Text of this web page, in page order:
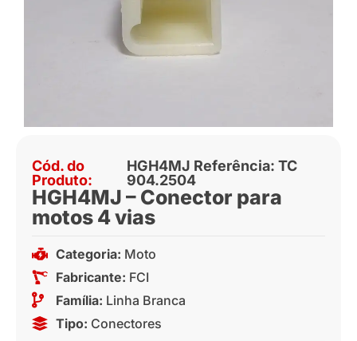
Cód. do
Produto:
HGH4MJ Referência: TC
904.2504
HGH4MJ – Conector para
motos 4 vias
Categoria: Moto
Fabricante: FCI
Família: Linha Branca
Tipo: Conectores